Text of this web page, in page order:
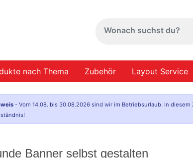
nach Thema Zubehör Layout Service
- Vom 14.08. bis 30.08.2026 sind wir im Betriebsurlaub. In
Banner selbst gestalten